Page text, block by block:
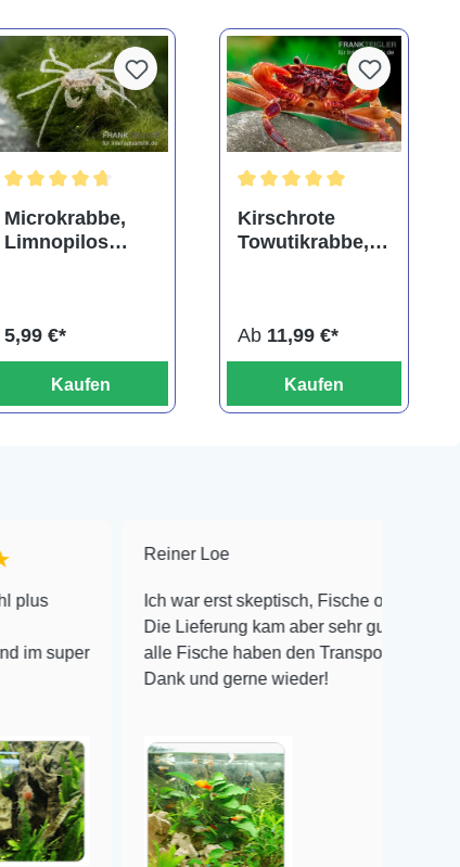
Microkrabbe,
Limnopilos
5,99 €*
Kaufen
Kirschrote
Towutikrabbe,
Ab 11,99 €*
Kaufen
Ich war erst skeptisch, Fische online zu bestellen!
Die Lieferung kam aber sehr gut verpackt an und
alle Fische haben den Transport überlebt! Vielen
Dank und gerne wieder!